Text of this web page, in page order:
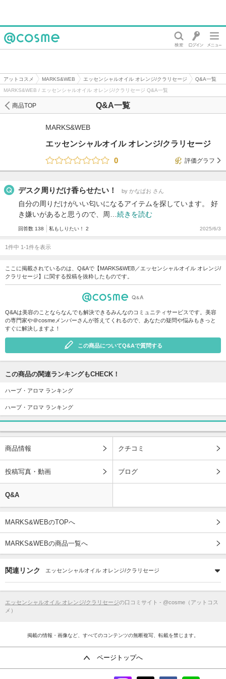
アットコスメ MARKS&WEB エッセンシャルオイル オレンジ/クラリセージ
Q&A一覧
MARKS&WEB / エッセンシャルオイル オレンジ/クラリセージ Q&A一覧
Q&A一覧
商品TOP
MARKS&WEB
エッセンシャルオイル オレンジ/クラリセージ
0
評価グラフ
デスク周りだけ香らせたい！ by かなぱお さん
自分の周りだけがいい匂いになるアイテムを探しています。 好
き嫌いがあると思うので、周… 続きを読む
回答数 138 私もしりたい！ 2 2025/6/3
1件中 1-1件を表示
ここに掲載されているのは、Q&Aで【MARKS&WEB／エッセンシャルオイル オレンジ/
クラリセージ】に関する投稿を抜粋したものです。
Q&Aは美容のことならなんでも解決できるみんなのコミュニティサービスです。美容
の専門家や＠cosmeメンバーさんが答えてくれるので、あなたの疑問や悩みもきっと
すぐに解決しますよ！
この商品についてQ&Aで質問する
この商品の関連ランキングもCHECK！
ハーブ・アロマ ランキング
ハーブ・アロマ ランキング
商品情報 クチコミ
投稿写真・動画 ブログ
Q&A
MARKS&WEBのTOPへ
MARKS&WEBの商品一覧へ
関連リンク エッセンシャルオイル オレンジ/クラリセージ
エッセンシャルオイル オレンジ/クラリセージの口コミサイト - @cosme（アットコス
メ）
掲載の情報・画像など、すべてのコンテンツの無断複写、転載を禁じます。
ページトップへ